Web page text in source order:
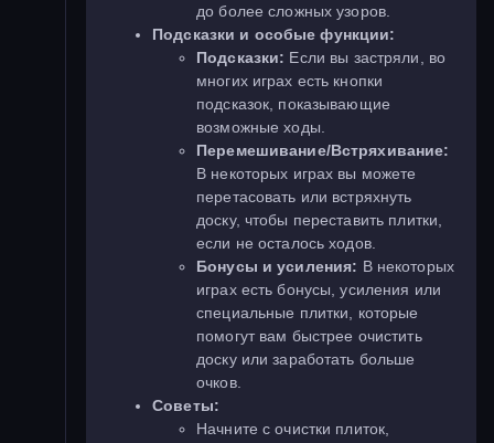
до более сложных узоров.
Подсказки и особые функции:
Подсказки: Если вы застряли, во
многих играх есть кнопки
подсказок, показывающие
возможные ходы.
Перемешивание/Встряхивание:
В некоторых играх вы можете
перетасовать или встряхнуть
доску, чтобы переставить плитки,
если не осталось ходов.
Бонусы и усиления: В некоторых
играх есть бонусы, усиления или
специальные плитки, которые
помогут вам быстрее очистить
доску или заработать больше
очков.
Советы:
Начните с очистки плиток,